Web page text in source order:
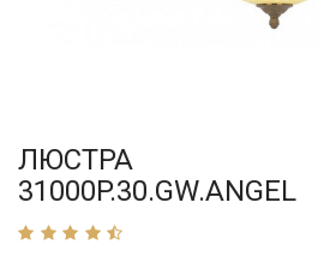
ЛЮСТРА
31000P.30.GW.ANGEL